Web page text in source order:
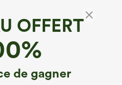
OFFERT
de gagner
décontracté taille
croisée et dentelle